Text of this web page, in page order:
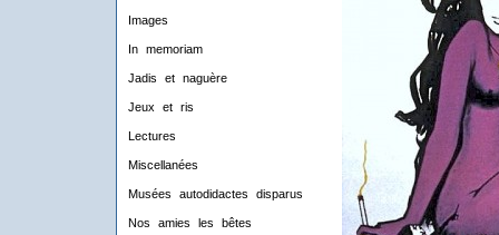
Images
In memoriam
Jadis et naguère
Jeux et ris
Lectures
Miscellanées
Musées autodidactes disparus
Nos amies les bêtes